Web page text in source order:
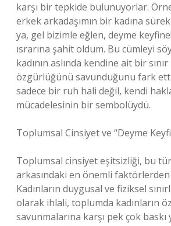
karşı bir tepkide bulunuyorlar.
erkek arkadaşımın bir kadına
ya, gel bizimle eğlen, deyme
ısrarına şahit oldum. Bu cümleyi
kadının aslında kendine ait bir
özgürlüğünü savunduğunu fark
sadece bir ruh hali değil, kendi
mücadelesinin bir sembolüydü.
Toplumsal Cinsiyet ve “Deyme
Toplumsal cinsiyet eşitsizliği, bu
arkasındaki en önemli
Kadınların duygusal ve fiziksel
olarak ihlali, toplumda kadınların
savunmalarına karşı pek çok baskı